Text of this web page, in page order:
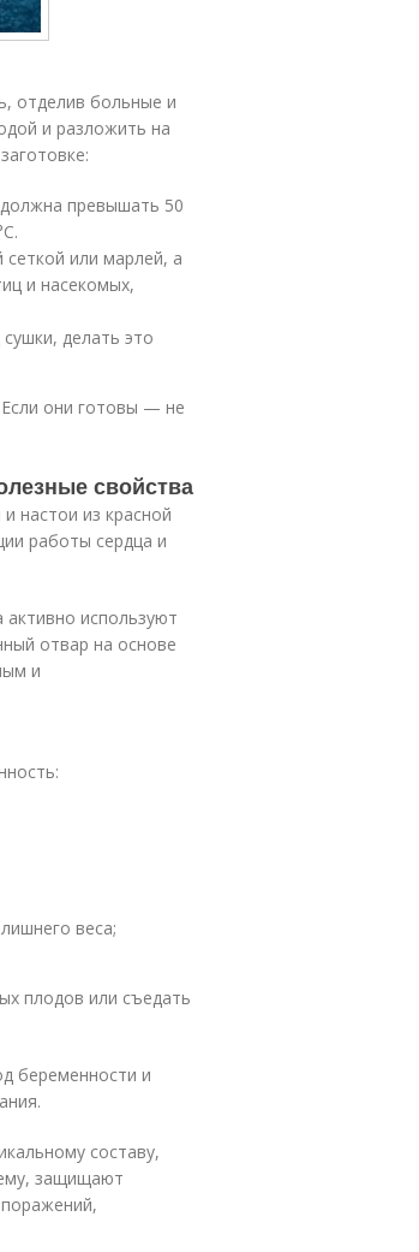
отделив больные и
и разложить на
превышать 50
или марлей, а
и насекомых,
делать это
Если они готовы — не
свойства
настои из красной
работы сердца и
используют
отвар на основе
и
веса;
плодов или съедать
беременности и
составу,
защищают